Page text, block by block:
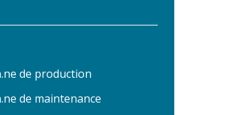
de production
de maintenance